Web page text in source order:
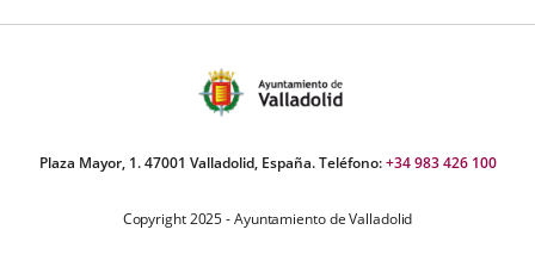
Plaza Mayor, 1. 47001 Valladolid, España. Teléfono:+34 983 426 100
Copyright 2025 - Ayuntamiento de Valladolid